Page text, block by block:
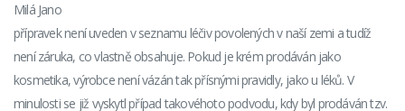
Milá Jano
přípravek není uveden v seznamu léčiv povolených v naší zemi a tudíž
není záruka, co vlastně obsahuje. Pokud je krém prodáván jako
kosmetika, výrobce není vázán tak přísnými pravidly, jako u léků. V
minulosti se již vyskytl případ takovéhoto podvodu, kdy byl prodáván tzv.